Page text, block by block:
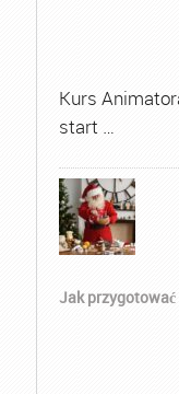
Kurs
start …
Jak przygotować